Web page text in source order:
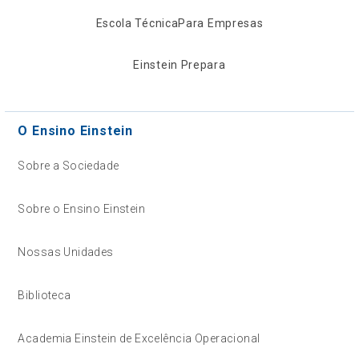
Escola TécnicaPara Empresas
Einstein Prepara
O Ensino Einstein
Sobre a Sociedade
Sobre o Ensino Einstein
Nossas Unidades
Biblioteca
Academia Einstein de Excelência Operacional